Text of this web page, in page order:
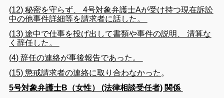
(12)秘密を守らず 、4号対象弁護士Aが受け持つ現在訴訟
中の他事件詳細等を請求者に話した 。
(13)途中で仕事を投げ出して書類や事件の説明 、清算な
く辞任した 。
(4)辞任の連絡が事後報告であった 。
(15)懲戒請求者の連絡に取り合わなかった 。
5号対象弁護士B（女性） (法律相談受任者) 関係